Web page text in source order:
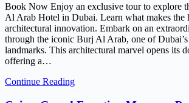
Book Now Enjoy an exclusive tour to explore
Al Arab Hotel in Dubai. Learn what makes the
architectural innovation. Embark on an
through the iconic Burj Al Arab, one of
landmarks. This architectural marvel opens its
offering a…
Continue Reading